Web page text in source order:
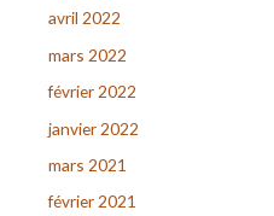
avril 2022
mars 2022
février 2022
janvier 2022
mars 2021
février 2021